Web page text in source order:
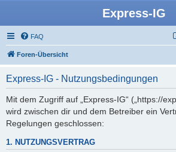
Express-IG
FAQ
Foren-Übersicht
Express-IG - Nutzungsbedingungen
Mit dem Zugriff auf „Express-IG“ („https://
wird zwischen dir und dem Betreiber ein
Regelungen geschlossen:
1. NUTZUNGSVERTRAG